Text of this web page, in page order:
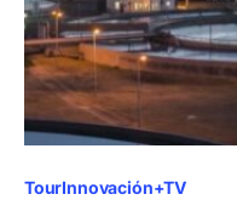
TourInnovación+TV